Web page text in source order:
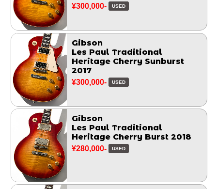
¥300,000- USED
Gibson
Les Paul Traditional
Heritage Cherry Sunburst
2017
¥300,000- USED
Gibson
Les Paul Traditional
Heritage Cherry Burst 2018
¥280,000- USED